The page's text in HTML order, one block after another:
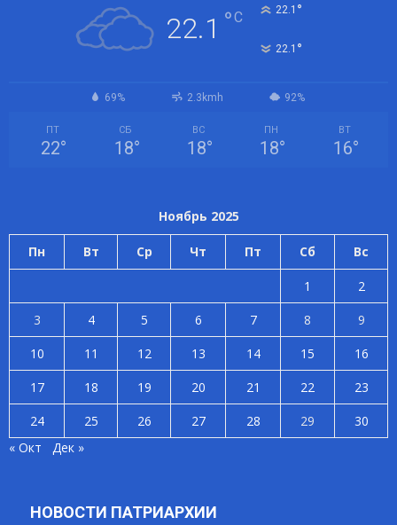
22.1 °C 22.1 °
22.1 °
69% 2.3kmh 92%
ПТ
22°
СБ
18°
ВС
18°
ПН
18°
ВТ
16°
Ноябрь 2025
Пн Вт Ср Чт Пт Сб Вс
1
2
3
4 5 6 7 8
9
10
11 12 13 14 15
16
17
18 19 20 21 22
23
24
25 26 27 28 29
30
« Окт
Дек »
НОВОСТИ ПАТРИАРХИИ